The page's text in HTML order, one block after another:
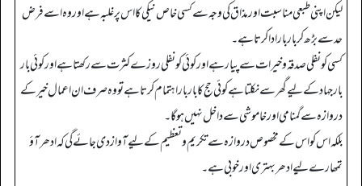
لیکن اپنی طبعی مناسبت اور مذاق کی وجہ سے کسی خاص نیکی کا اس پر غلبہ ہے اور وہ اسے فرض
حد سے بڑھ کر بار بار ادا کرتا ہے۔
کسی کو نفلی صدقہ وخیرات سے پیار ہے اور کوئی کو نفلی روزے کثرت سے رکھتا ہے اور کوئی بار
بار جہاد کے لیے گھر سے نکلتا ہے کوئی حج کا باربار اہتمام کرتا ہے تو وہ صرف ان اعمال خیر کے
دروازہ سے گمنامی اور خاموشی سے داخل نہیں ہو گا۔
بلکہ اس کو اس کے مخصوص دروازہ سے تکریم و تعظیم کے لیے آواز دی جائے گی کہ ادھر آؤ
تمھارے لیے ادھر بہتری اور خوبی ہے۔